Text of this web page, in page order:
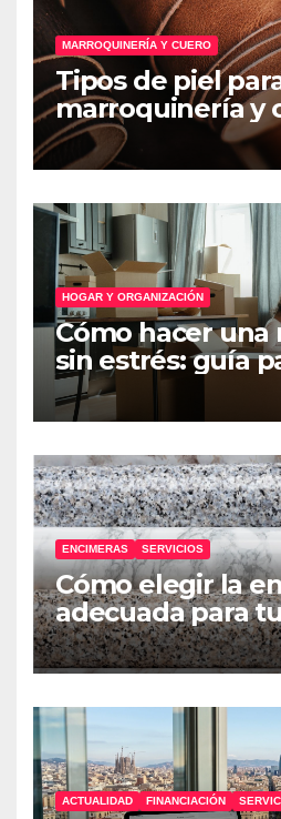
MARROQUINERÍA Y CUERO
Tipos de piel
marroquinería y
muestras
HOGAR Y ORGANIZACIÓN
Cómo hacer una
sin estrés: guía
ENCIMERAS SERVICIOS
Cómo elegir la
adecuada para
ACTUALIDAD FINANCIACIÓN